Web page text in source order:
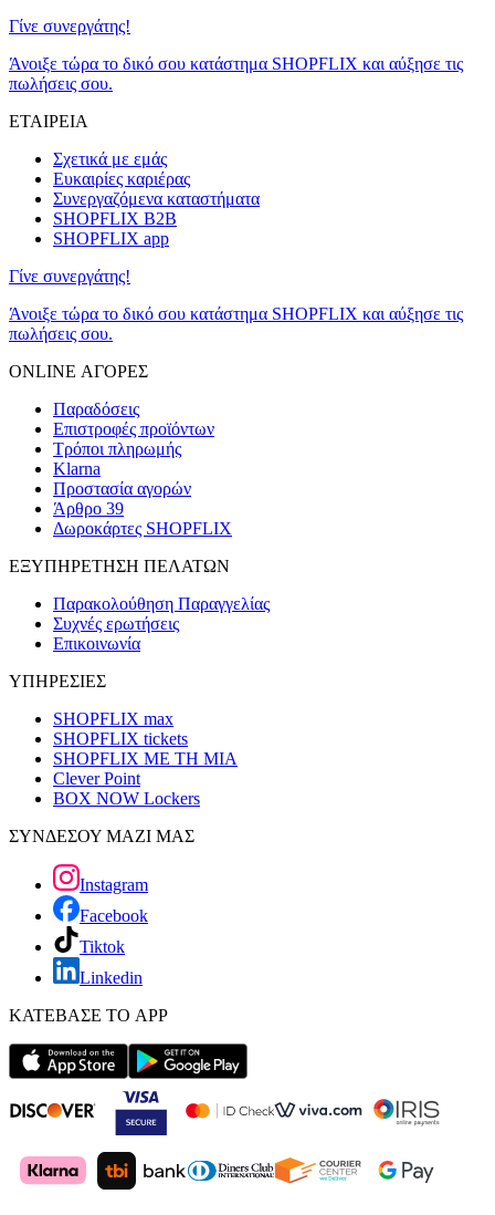
Γίνε συνεργάτης!
Άνοιξε τώρα το δικό σου κατάστημα SHOPFLIX και αύξησε τις
πωλήσεις σου.
ΕΤΑΙΡΕΙΑ
Σχετικά με εμάς
Ευκαιρίες καριέρας
Συνεργαζόμενα καταστήματα
SHOPFLIX B2B
SHOPFLIX app
Γίνε συνεργάτης!
Άνοιξε τώρα το δικό σου κατάστημα SHOPFLIX και αύξησε τις
πωλήσεις σου.
ONLINE ΑΓΟΡΕΣ
Παραδόσεις
Επιστροφές προϊόντων
Τρόποι πληρωμής
Klarna
Προστασία αγορών
Άρθρο 39
Δωροκάρτες SHOPFLIX
ΕΞΥΠΗΡΕΤΗΣΗ ΠΕΛΑΤΩΝ
Παρακολούθηση Παραγγελίας
Συχνές ερωτήσεις
Επικοινωνία
ΥΠΗΡΕΣΙΕΣ
SHOPFLIX max
SHOPFLIX tickets
SHOPFLIX ΜΕ ΤΗ ΜΙΑ
Clever Point
BOX NOW Lockers
ΣΥΝΔΕΣΟΥ ΜΑΖΙ ΜΑΣ
Instagram
Facebook
Tiktok
Linkedin
ΚΑΤΕΒΑΣΕ ΤΟ APP